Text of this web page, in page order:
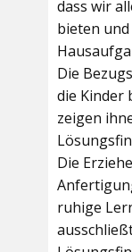
dass wir
bieten
Die
die Kinder
zeigen
Die
ruhige